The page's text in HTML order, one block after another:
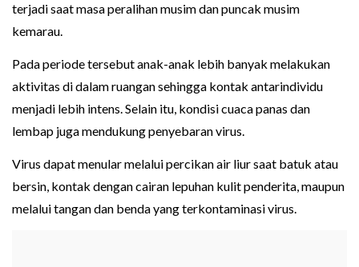
terjadi saat masa peralihan musim dan puncak musim
kemarau.
Pada periode tersebut anak-anak lebih banyak melakukan
aktivitas di dalam ruangan sehingga kontak antarindividu
menjadi lebih intens. Selain itu, kondisi cuaca panas dan
lembap juga mendukung penyebaran virus.
Virus dapat menular melalui percikan air liur saat batuk atau
bersin, kontak dengan cairan lepuhan kulit penderita, maupun
melalui tangan dan benda yang terkontaminasi virus.